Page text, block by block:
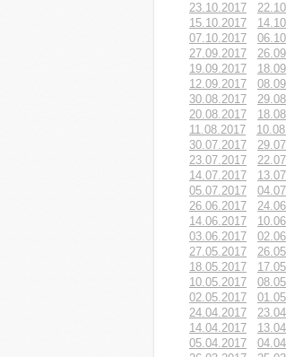
23.10.2017
15.10.2017
07.10.2017
27.09.2017
19.09.2017
12.09.2017
30.08.2017
20.08.2017
11.08.2017
30.07.2017
23.07.2017
14.07.2017
05.07.2017
26.06.2017
14.06.2017
03.06.2017
27.05.2017
18.05.2017
10.05.2017
02.05.2017
24.04.2017
14.04.2017
05.04.2017